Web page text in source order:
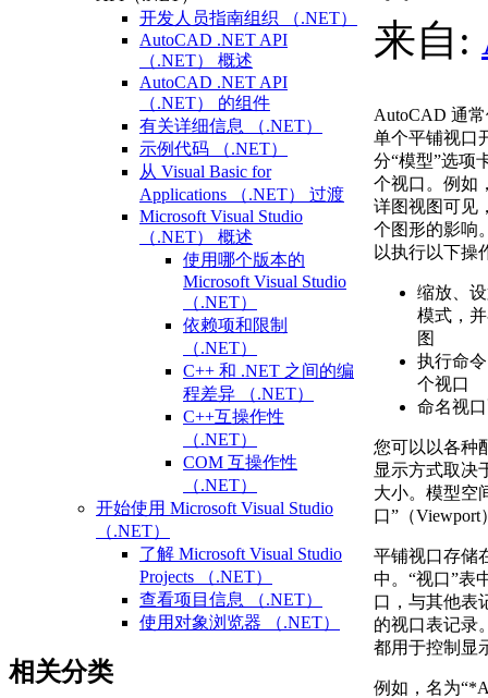
开发人员指南组织 （.NET）
AutoCAD .NET API
（.NET） 概述
AutoCAD .NET API
（.NET） 的组件
有关详细信息 （.NET）
示例代码 （.NET）
从 Visual Basic for
Applications （.NET） 过渡
Microsoft Visual Studio
（.NET） 概述
使用哪个版本的
Microsoft Visual Studio
（.NET）
依赖项和限制
（.NET）
C++ 和 .NET 之间的编
程差异 （.NET）
C++互操作性
（.NET）
COM 互操作性
（.NET）
开始使用 Microsoft Visual Studio
（.NET）
了解 Microsoft Visual Studio
Projects （.NET）
查看项目信息 （.NET）
使用对象浏览器 （.NET）
相关分类
来自:
AutoCAD 通
单个平铺视口
分“模型”选项
个视口。例如
详图视图可见
个图形的影响
以执行以下操
缩放、
模式，
图
执行命
个视口
命名视
您可以以各种
显示方式取决
大小。模型空
口”（Viewport
平铺视口存储
中。“视口”表
口，与其他表
的视口表记录
都用于控制显
例如，名为